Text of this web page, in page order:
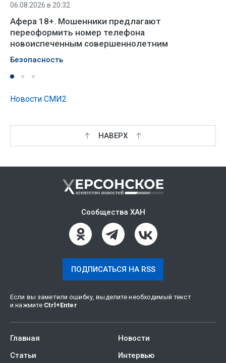
06.08.2026 в 20:32
Афера 18+. Мошенники предлагают
переоформить номер телефона
новоиспеченным совершеннолетним
Безопасность
Новости СМИ2
НАВЕРХ
Сообщества ХАН
ПОДПИСАТЬСЯ НА RSS
Если вы заметили ошибку, выделите необходимый текст
и нажмите Ctrl +Enter
Главная
Новости
Статьи
Интервью